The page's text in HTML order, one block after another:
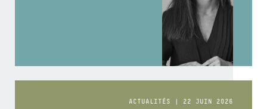
ACTUALITÉS | 22 JUIN 2026